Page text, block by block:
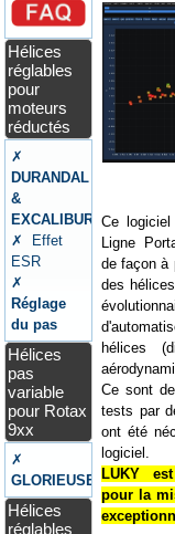
Hélices
réglables
pour
moteurs
réductés
✗
DURANDAL
&
EXCALIBUR
✗ Effet
ESR
✗
Réglage
du pas
Hélices
pas
variable
pour Rotax
9xx
✗
GLORIEUSE
Hélices
réglables
Ce
Ligne
de façon à
des
hélices
Ce sont
tests par
ont été
logiciel.
LUKY
pour la